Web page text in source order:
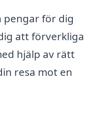
pengar för dig
att förverkliga
hjälp av rätt
resa mot en